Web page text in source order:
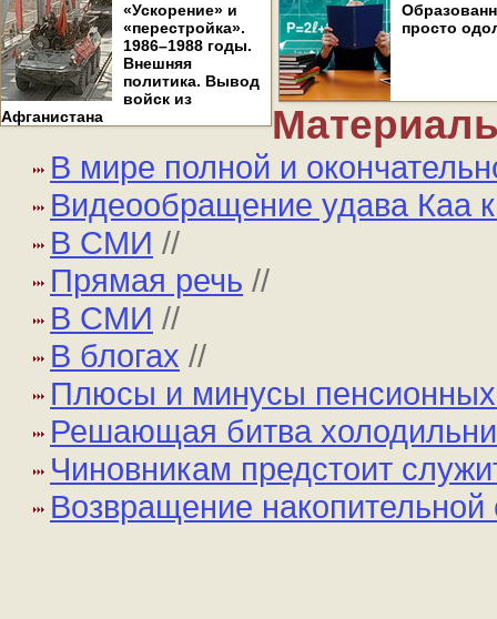
«Ускорение» и
«перестройка».
1986–1988 годы.
Внешняя
политика. Вывод
войск из
Афганистана
просто
В мире полной и
Видеообращение удава Каа
В СМИ //
Прямая речь //
В СМИ //
В блогах //
Плюсы и минусы
Решающая битва
Чиновникам предстоит
Возвращение